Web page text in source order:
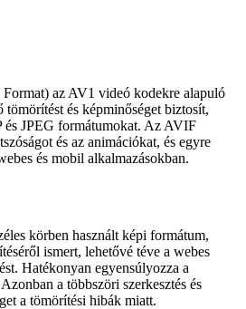
az AV1 videó kodekre alapuló
és képminőséget biztosít,
és JPEG formátumokat. Az AVIF
és az animációkat, és egyre
és mobil alkalmazásokban.
körben használt képi formátum,
ismert, lehetővé téve a webes
Hatékonyan egyensúlyozza a
a többszöri szerkesztés és
a tömörítési hibák miatt.